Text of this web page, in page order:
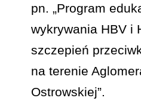
pn. „Program
wykrywania HBV i
szczepień
na terenie
Ostrowskiej”.